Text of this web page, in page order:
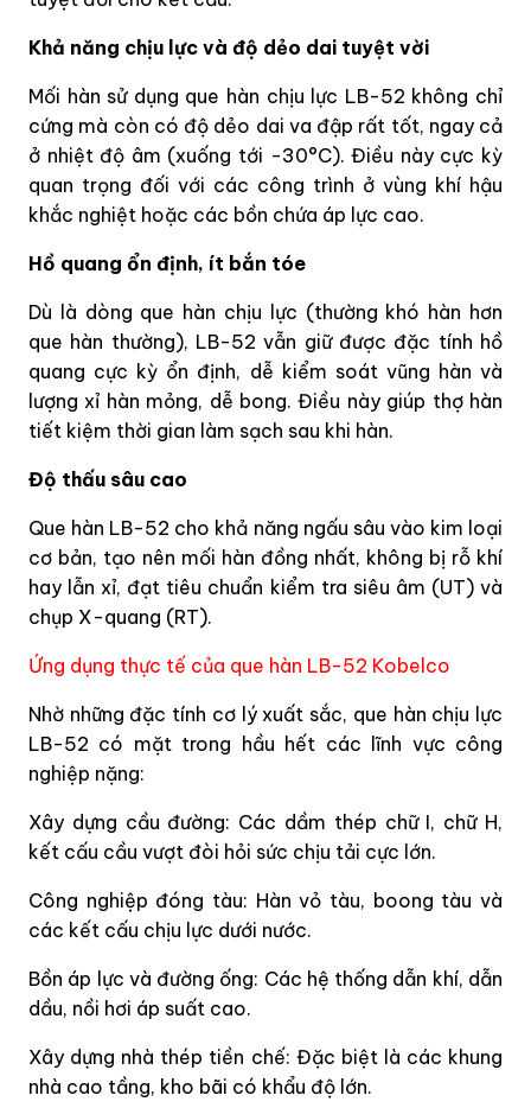
Khả năng chịu lực và độ dẻo dai tuyệt vời
Mối hàn sử dụng que hàn chịu lực LB-52 không chỉ
cứng mà còn có độ dẻo dai va đập rất tốt, ngay cả
ở nhiệt độ âm (xuống tới -30°C). Điều này cực kỳ
quan trọng đối với các công trình ở vùng khí hậu
khắc nghiệt hoặc các bồn chứa áp lực cao.
Hồ quang ổn định, ít bắn tóe
Dù là dòng que hàn chịu lực (thường khó hàn hơn
que hàn thường), LB-52 vẫn giữ được đặc tính hồ
quang cực kỳ ổn định, dễ kiểm soát vũng hàn và
lượng xỉ hàn mỏng, dễ bong. Điều này giúp thợ hàn
tiết kiệm thời gian làm sạch sau khi hàn.
Độ thấu sâu cao
Que hàn LB-52 cho khả năng ngấu sâu vào kim loại
cơ bản, tạo nên mối hàn đồng nhất, không bị rỗ khí
hay lẫn xỉ, đạt tiêu chuẩn kiểm tra siêu âm (UT) và
chụp X-quang (RT).
Ứng dụng thực tế của que hàn LB-52 Kobelco
Nhờ những đặc tính cơ lý xuất sắc, que hàn chịu lực
LB-52 có mặt trong hầu hết các lĩnh vực công
nghiệp nặng:
Xây dựng cầu đường: Các dầm thép chữ I, chữ H,
kết cấu cầu vượt đòi hỏi sức chịu tải cực lớn.
Công nghiệp đóng tàu: Hàn vỏ tàu, boong tàu và
các kết cấu chịu lực dưới nước.
Bồn áp lực và đường ống: Các hệ thống dẫn khí, dẫn
dầu, nồi hơi áp suất cao.
Xây dựng nhà thép tiền chế: Đặc biệt là các khung
nhà cao tầng, kho bãi có khẩu độ lớn.